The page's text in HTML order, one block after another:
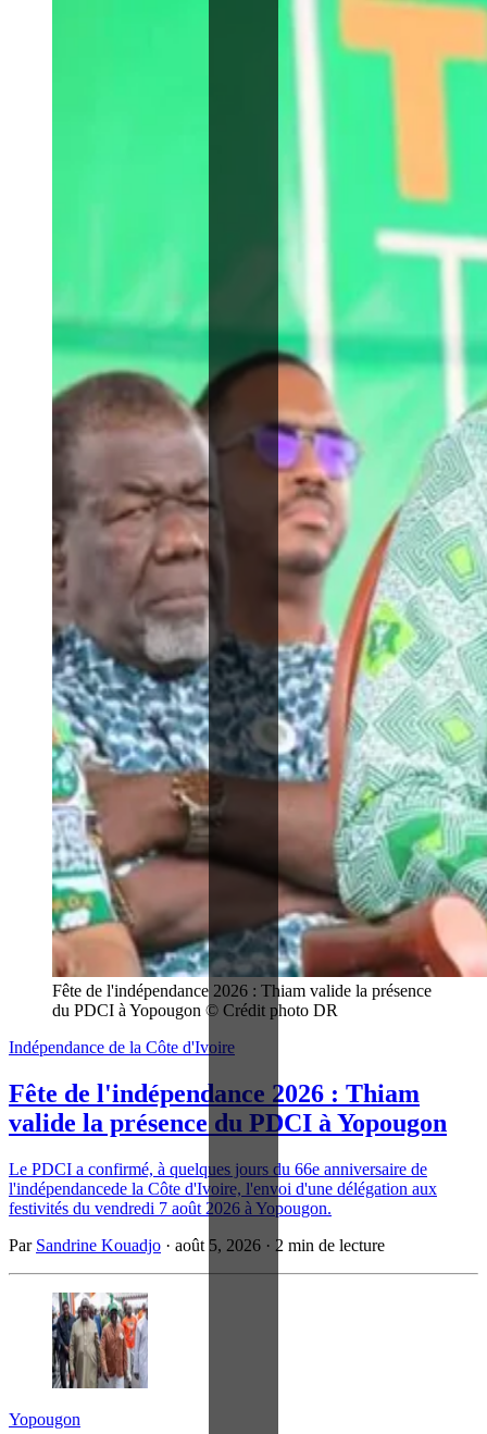
Fête de l'indépendance 2026 : Thiam valide la présence
du PDCI à Yopougon © Crédit photo DR
Indépendance de la Côte d'Ivoire
Fête de l'indépendance 2026 : Thiam
valide la présence du PDCI à Yopougon
Le PDCI a confirmé, à quelques jours du 66e anniversaire de
l'indépendancede la Côte d'Ivoire, l'envoi d'une délégation aux
festivités du vendredi 7 août 2026 à Yopougon.
Par Sandrine Kouadjo · août 5, 2026 · 2 min de lecture
Yopougon